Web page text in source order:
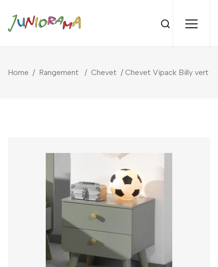
Home / Rangement / Chevet / Chevet Vipack Billy vert